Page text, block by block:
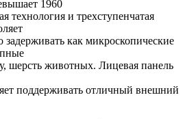
1960
технология и трехступенчатая
как микроскопические
шерсть животных. Лицевая панель
поддерживать отличный внешний